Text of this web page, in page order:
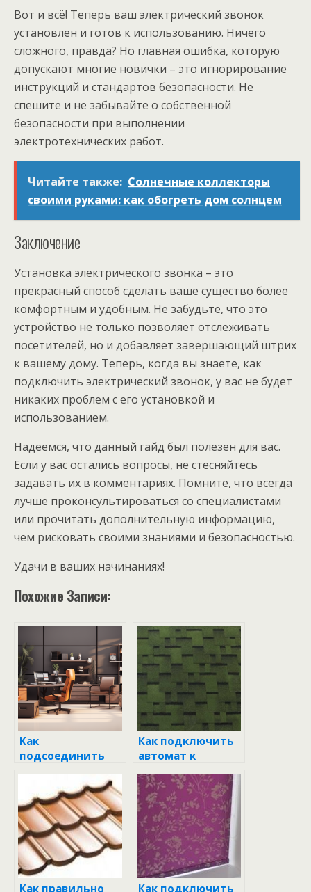
Вот и всё! Теперь ваш электрический звонок
установлен и готов к использованию. Ничего
сложного, правда? Но главная ошибка, которую
допускают многие новички – это игнорирование
инструкций и стандартов безопасности. Не
спешите и не забывайте о собственной
безопасности при выполнении
электротехнических работ.
Читайте также: Солнечные коллекторы
своими руками: как обогреть дом солнцем
Заключение
Установка электрического звонка – это
прекрасный способ сделать ваше существо более
комфортным и удобным. Не забудьте, что это
устройство не только позволяет отслеживать
посетителей, но и добавляет завершающий штрих
к вашему дому. Теперь, когда вы знаете, как
подключить электрический звонок, у вас не будет
никаких проблем с его установкой и
использованием.
Надеемся, что данный гайд был полезен для вас.
Если у вас остались вопросы, не стесняйтесь
задавать их в комментариях. Помните, что всегда
лучше проконсультироваться со специалистами
или прочитать дополнительную информацию,
чем рисковать своими знаниями и безопасностью.
Удачи в ваших начинаниях!
Похожие Записи:
Как
подсоединить
звонок:
пошаговая
инструкция для
начинающих
Как подключить
автомат к
проводке:
пошаговая
инструкция для
новичков